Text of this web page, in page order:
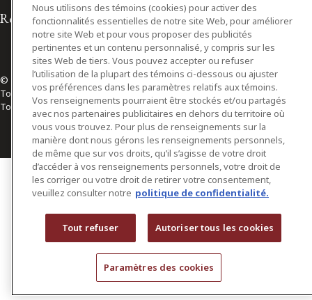
Relations avec les médias
© 2026 Osler, Hoskin & Harcourt S.E.N.C.R.L./s.r.l.
Tous droits réservés
Toronto | Montréal | Calgary | Vancouver | Ottawa | New York
Nous utilisons des témoins (cookies) pour activer des
fonctionnalités essentielles de notre site Web, pour améliorer
notre site Web et pour vous proposer des publicités
pertinentes et un contenu personnalisé, y compris sur les
sites Web de tiers. Vous pouvez accepter ou refuser
l’utilisation de la plupart des témoins ci-dessous ou ajuster
vos préférences dans les paramètres relatifs aux témoins.
Vos renseignements pourraient être stockés et/ou partagés
avec nos partenaires publicitaires en dehors du territoire où
vous vous trouvez. Pour plus de renseignements sur la
manière dont nous gérons les renseignements personnels,
de même que sur vos droits, qu’il s’agisse de votre droit
d’accéder à vos renseignements personnels, votre droit de
les corriger ou votre droit de retirer votre consentement,
veuillez consulter notre politique de confidentialité.
Tout refuser Autoriser tous les cookies
Paramètres des cookies